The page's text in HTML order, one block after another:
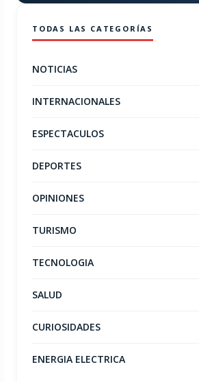
TODAS LAS CATEGORÍAS
NOTICIAS
INTERNACIONALES
ESPECTACULOS
DEPORTES
OPINIONES
TURISMO
TECNOLOGIA
SALUD
CURIOSIDADES
ENERGIA ELECTRICA